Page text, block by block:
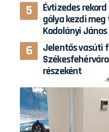
Évtizedes
gólya kezdi
Kodolányi
Jelentős vasúti
részeként
-